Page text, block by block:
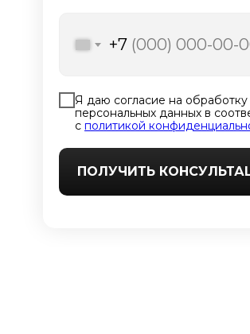
+7
Я даю согласие на обработку
персональных данных в
с политикой
ПОЛУЧИТЬ